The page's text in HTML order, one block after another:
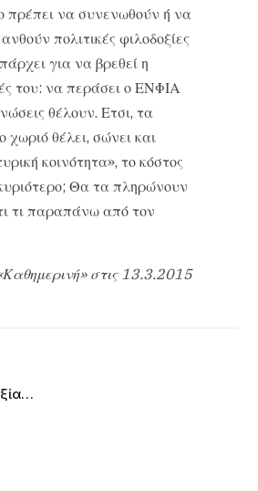
πρέπει να συνενωθούν ή να
πολιτικές φιλοδοξίες
για να βρεθεί η
του: να περάσει ο ΕΝΦΙΑ
θέλουν. Ετσι, τα
θέλει, σώνει και
κοινότητα», το κόστος
Θα τα πληρώνουν
τι παραπάνω από τον
στις 13.3.2015